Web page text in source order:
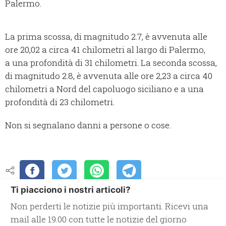
Palermo.
La prima scossa, di magnitudo 2.7, è avvenuta alle
ore 20,02 a circa 41 chilometri al largo di Palermo,
a una profondità di 31 chilometri. La seconda scossa,
di magnitudo 2.8, è avvenuta alle ore 2,23 a circa 40
chilometri a Nord del capoluogo siciliano e a una
profondità di 23 chilometri.
Non si segnalano danni a persone o cose.
Ti piacciono i nostri articoli?
Non perderti le notizie più importanti. Ricevi una
mail alle 19.00 con tutte le notizie del giorno